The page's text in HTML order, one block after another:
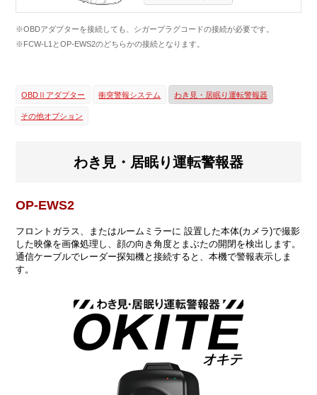
※OBDアダプターを接続しても、シガープラグコードの接続が必要です。
※FCW-L1とOP-EWS2のどちらかの接続となります。
OBDⅡアダプター 衝突警報システム わき見・居眠り運転警報器
その他オプション
わき見・居眠り運転警報器
OP-EWS2
フロントガラス、またはルームミラーに 設置した本体(カメラ)で撮影
した映像を画像処理し、顔の向き角度とまぶたの開閉を検出します。
通信ケーブルでレーダー探知機と接続すると、本機で警報表示しま
す。